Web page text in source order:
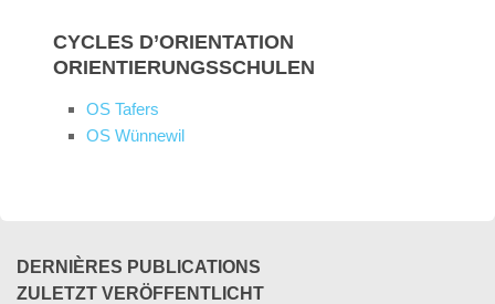
CYCLES D’ORIENTATION
ORIENTIERUNGSSCHULEN
OS Tafers
OS Wünnewil
DERNIÈRES PUBLICATIONS
ZULETZT VERÖFFENTLICHT